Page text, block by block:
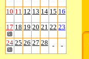
10 11 12 13 14 15 16
17 18 19 20 21 22 23
24 25 26 27 28 - -